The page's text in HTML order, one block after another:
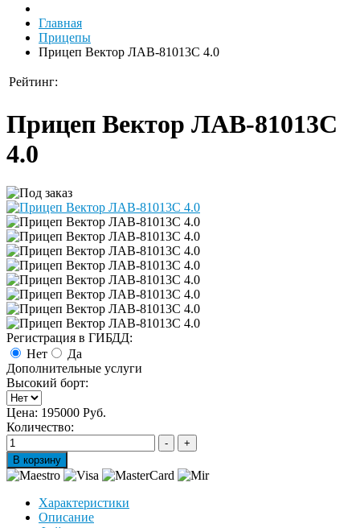
Главная
Прицепы
Прицеп Вектор ЛАВ-81013С 4.0
Рейтинг:
Прицеп Вектор ЛАВ-81013С
4.0
Регистрация в ГИБДД:
Нет
Да
Дополнительные услуги
Высокий борт:
Цена: 195000 Руб.
Количество:
Характеристики
Описание